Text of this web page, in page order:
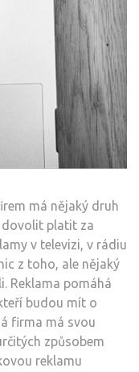
má nějaký druh
dovolit platit za
v televizi, v rádiu
z toho, ale nějaký
Reklama pomáhá
budou mít o
firma má svou
způsobem
reklamu